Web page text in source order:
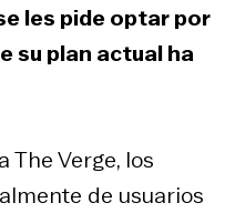
les pide optar por
su plan actual ha
The Verge, los
de usuarios